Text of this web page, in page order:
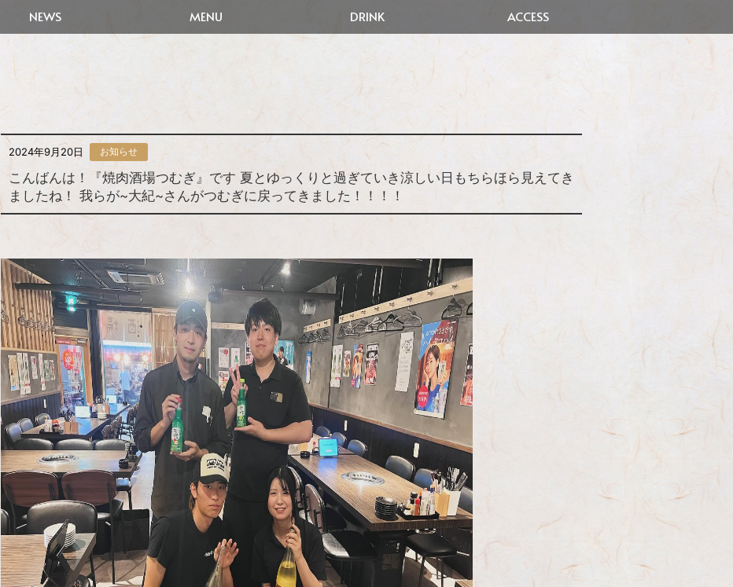
2024年9月20日 お知らせ
こんばんは！『焼肉酒場つむぎ』です 夏とゆっくりと過ぎていき涼しい日もちらほら見えてき
ましたね！ 我らが~大紀~さんがつむぎに戻ってきました！！！！
NEWS MENU DRINK ACCESS